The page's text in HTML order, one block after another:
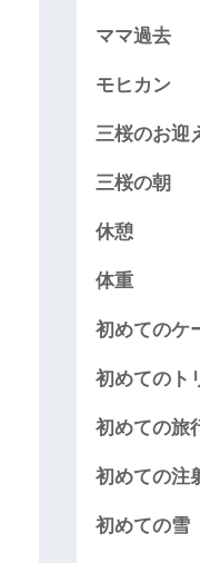
ママ過去
モヒカン
三桜のお迎
三桜の朝
休憩
体重
初めてのケ
初めてのト
初めての旅
初めての注
初めての雪